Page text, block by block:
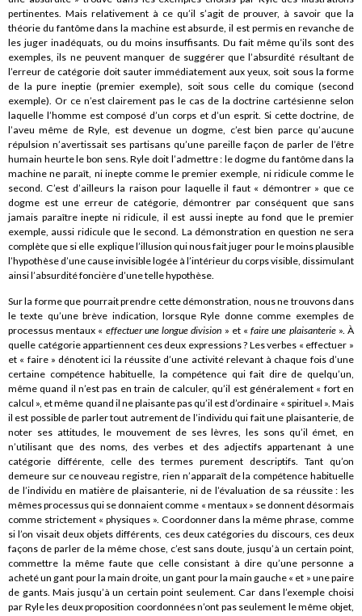
pertinentes. Mais relativement à ce qu’il s’agit de prouver, à savoir que la
théorie du fantôme dans la machine est absurde, il est permis en revanche de
les juger inadéquats, ou du moins insuffisants. Du fait même qu’ils sont des
exemples, ils ne peuvent manquer de suggérer que l’absurdité résultant de
l’erreur de catégorie doit sauter immédiatement aux yeux, soit sous la forme
de la pure ineptie (premier exemple), soit sous celle du comique (second
exemple). Or ce n’est clairement pas le cas de la doctrine cartésienne selon
laquelle l’homme est composé d’un corps et d’un esprit. Si cette doctrine, de
l’aveu même de Ryle, est devenue un dogme, c’est bien parce qu’aucune
répulsion n’avertissait ses partisans qu’une pareille façon de parler de l’être
humain heurte le bon sens. Ryle doit l’admettre : le dogme du fantôme dans la
machine ne paraît, ni inepte comme le premier exemple, ni ridicule comme le
second. C’est d’ailleurs la raison pour laquelle il faut « démontrer » que ce
dogme est une erreur de catégorie, démontrer par conséquent que sans
jamais paraître inepte ni ridicule, il est aussi inepte au fond que le premier
exemple, aussi ridicule que le second. La démonstration en question ne sera
complète que si elle explique l’illusion qui nous fait juger pour le moins plausible
l’hypothèse d’une cause invisible logée à l’intérieur du corps visible, dissimulant
ainsi l’absurdité foncière d’une telle hypothèse.
Sur la forme que pourrait prendre cette démonstration, nous ne trouvons dans
le texte qu’une brève indication, lorsque Ryle donne comme exemples de
processus mentaux « effectuer une longue division » et «faire une plaisanterie». À
quelle catégorie appartiennent ces deux expressions ? Les verbes « effectuer »
et « faire » dénotent ici la réussite d’une activité relevant à chaque fois d’une
certaine compétence habituelle, la compétence qui fait dire de quelqu’un,
même quand il n’est pas en train de calculer, qu’il est généralement « fort en
calcul », et même quand il ne plaisante pas qu’il est d’ordinaire « spirituel ». Mais
il est possible de parler tout autrement de l’individu qui fait une plaisanterie, de
noter ses attitudes, le mouvement de ses lèvres, les sons qu’il émet, en
n’utilisant que des noms, des verbes et des adjectifs appartenant à une
catégorie différente, celle des termes purement descriptifs. Tant qu’on
demeure sur ce nouveau registre, rien n’apparaît de la compétence habituelle
de l’individu en matière de plaisanterie, ni de l’évaluation de sa réussite : les
mêmes processus qui se donnaient comme « mentaux » se donnent désormais
comme strictement « physiques ». Coordonner dans la même phrase, comme
si l’on visait deux objets différents, ces deux catégories du discours, ces deux
façons de parler de la même chose, c’est sans doute, jusqu’à un certain point,
commettre la même faute que celle consistant à dire qu’une personne a
acheté un gant pour la main droite, un gant pour la main gauche « et » une paire
de gants. Mais jusqu’à un certain point seulement. Car dans l’exemple choisi
par Ryle les deux proposition coordonnées n’ont pas seulement le même objet,